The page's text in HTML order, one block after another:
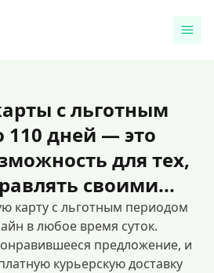
с льготным
дней — это
для тех,
своими...
карту с льготным периодом
в любое время суток.
предложение, и
курьерскую доставку